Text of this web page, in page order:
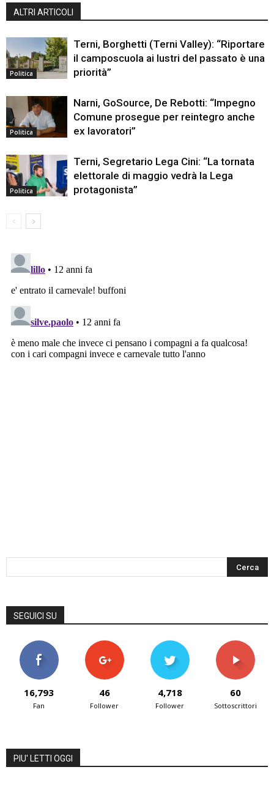
ALTRI ARTICOLI
Politica
Terni, Borghetti (Terni Valley): “Riportare
il camposcuola ai lustri del passato è una
priorità”
Politica
Narni, GoSource, De Rebotti: “Impegno
Comune prosegue per reintegro anche
ex lavoratori”
Politica
Terni, Segretario Lega Cini: “La tornata
elettorale di maggio vedrà la Lega
protagonista”
SEGUICI SU
16,793
Fan
46
Follower
4,718
Follower
60
Sottoscrittori
PIU' LETTI OGGI